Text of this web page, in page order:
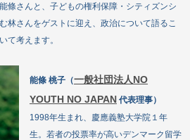
寄付する
ランティアをする
・団体の皆さまへ
について
教材・出版物
機関誌
政策提言
條さんと、子どもの権利保障・シティズンシ
林さんをゲストに迎え、政治について語るこ
て考えます。
能條 桃子（一般社団法人NO
YOUTH NO JAPAN 代表理事）
1998年生まれ、慶應義塾大学院１年
生。若者の投票率が高いデンマーク留学